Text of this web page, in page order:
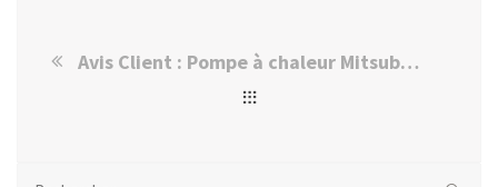
Avis Client : Pompe à chaleur Mitsubishi à Saint-Maur des fossés